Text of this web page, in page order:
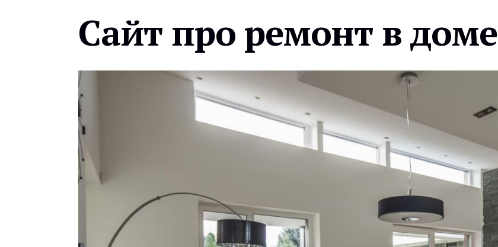
Сайт про ремонт в доме